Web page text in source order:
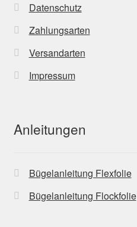
Datenschutz
Zahlungsarten
Versandarten
Impressum
Anleitungen
Bügelanleitung Flexfolie
Bügelanleitung Flockfolie